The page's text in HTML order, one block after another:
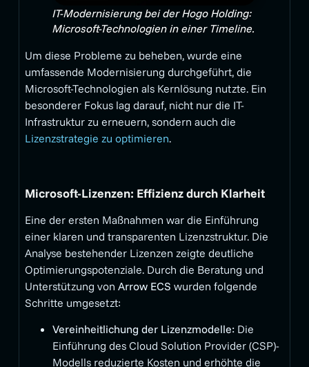
IT-Modernisierung bei der Hogo Holding:
Microsoft-Technologien in einer Timeline.
Um diese Probleme zu beheben, wurde eine
umfassende Modernisierung durchgeführt, die
Microsoft-Technologien als Kernlösung nutzte. Ein
besonderer Fokus lag darauf, nicht nur die IT-
Infrastruktur zu erneuern, sondern auch die
Lizenzstrategie zu optimieren.
Microsoft-Lizenzen: Effizienz durch Klarheit
Eine der ersten Maßnahmen war die Einführung
einer klaren und transparenten Lizenzstruktur. Die
Analyse bestehender Lizenzen zeigte deutliche
Optimierungspotenziale. Durch die Beratung und
Unterstützung von Arrow ECS wurden folgende
Schritte umgesetzt:
Vereinheitlichung der Lizenzmodelle:Die
Einführung des Cloud Solution Provider (CSP)-
Modells reduzierte Kosten und erhöhte die